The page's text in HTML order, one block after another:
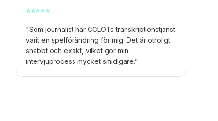
⭐⭐⭐⭐⭐
"Som journalist har GGLOTs transkriptionstjänst
varit en spelförändring för mig. Det är otroligt
snabbt och exakt, vilket gör min
intervjuprocess mycket smidigare.”